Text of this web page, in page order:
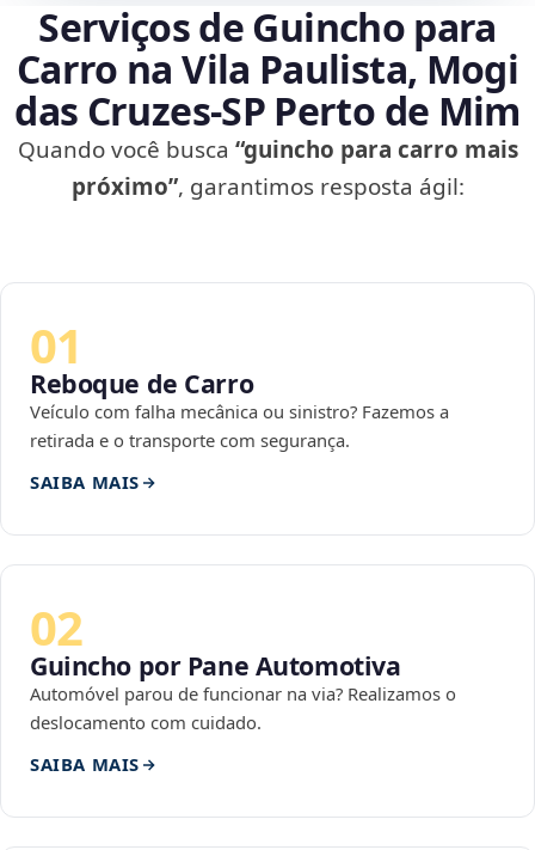
Serviços de Guincho para
Carro na Vila Paulista, Mogi
das Cruzes‑SP Perto de Mim
Quando você busca “guincho para carro mais
próximo”, garantimos resposta ágil:
01
Reboque de Carro
Veículo com falha mecânica ou sinistro? Fazemos a
retirada e o transporte com segurança.
SAIBA MAIS
02
Guincho por Pane Automotiva
Automóvel parou de funcionar na via? Realizamos o
deslocamento com cuidado.
SAIBA MAIS